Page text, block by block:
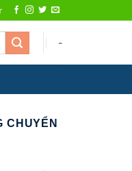
-
CHUYỂN